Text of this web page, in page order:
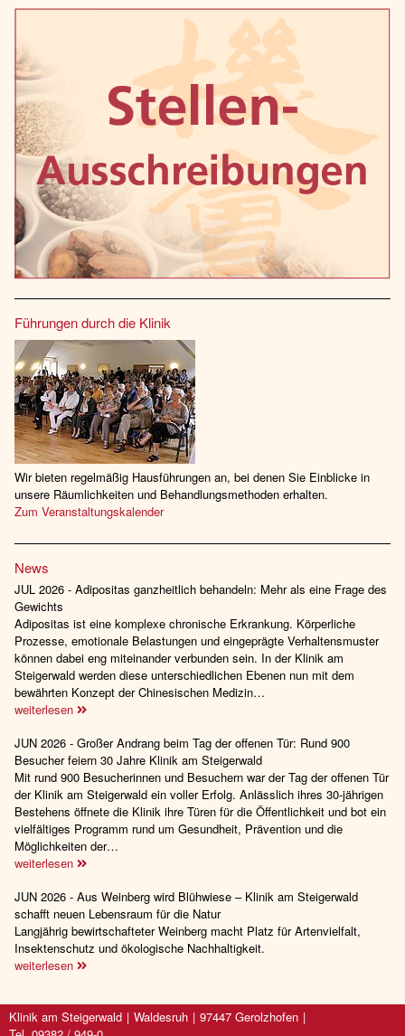
Führungen durch die Klinik
Wir bieten regelmäßig Hausführungen an, bei denen Sie Einblicke in
unsere Räumlichkeiten und Behandlungsmethoden erhalten.
Zum Veranstaltungskalender
News
JUL 2026 - Adipositas ganzheitlich behandeln: Mehr als eine Frage des
Gewichts
Adipositas ist eine komplexe chronische Erkrankung. Körperliche
Prozesse, emotionale Belastungen und eingeprägte Verhaltensmuster
können dabei eng miteinander verbunden sein. In der Klinik am
Steigerwald werden diese unterschiedlichen Ebenen nun mit dem
bewährten Konzept der Chinesischen Medizin…
weiterlesen
JUN 2026 - Großer Andrang beim Tag der offenen Tür: Rund 900
Besucher feiern 30 Jahre Klinik am Steigerwald
Mit rund 900 Besucherinnen und Besuchern war der Tag der offenen Tür
der Klinik am Steigerwald ein voller Erfolg. Anlässlich ihres 30-jährigen
Bestehens öffnete die Klinik ihre Türen für die Öffentlichkeit und bot ein
vielfältiges Programm rund um Gesundheit, Prävention und die
Möglichkeiten der…
weiterlesen
JUN 2026 - Aus Weinberg wird Blühwiese – Klinik am Steigerwald
schafft neuen Lebensraum für die Natur
Langjährig bewirtschafteter Weinberg macht Platz für Artenvielfalt,
Insektenschutz und ökologische Nachhaltigkeit.
weiterlesen
Klinik am Steigerwald Waldesruh
97447 Gerolzhofen